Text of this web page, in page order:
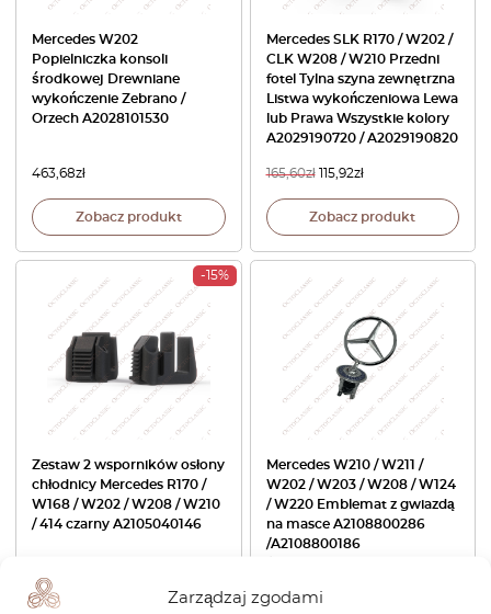
Zarządzaj zgodami
Mercedes W202
Popielniczka konsoli
środkowej Drewniane
wykończenie Zebrano /
Orzech A2028101530
463,68zł
Zobacz produkt
Mercedes SLK R170 / W202 /
CLK W208 / W210 Przedni
fotel Tylna szyna zewnętrzna
Listwa wykończeniowa Lewa
lub Prawa Wszystkie kolory
A2029190720 / A2029190820
165,60zł 115,92zł
Zobacz produkt
-15%
Zestaw 2 wsporników osłony
chłodnicy Mercedes R170 /
W168 / W202 / W208 / W210
/ 414 czarny A2105040146
176,64
Mercedes W210 / W211 /
W202 / W203 / W208 / W124
/ W220 Emblemat z gwiazdą
na masce A2108800286
/A2108800186
115,92zł